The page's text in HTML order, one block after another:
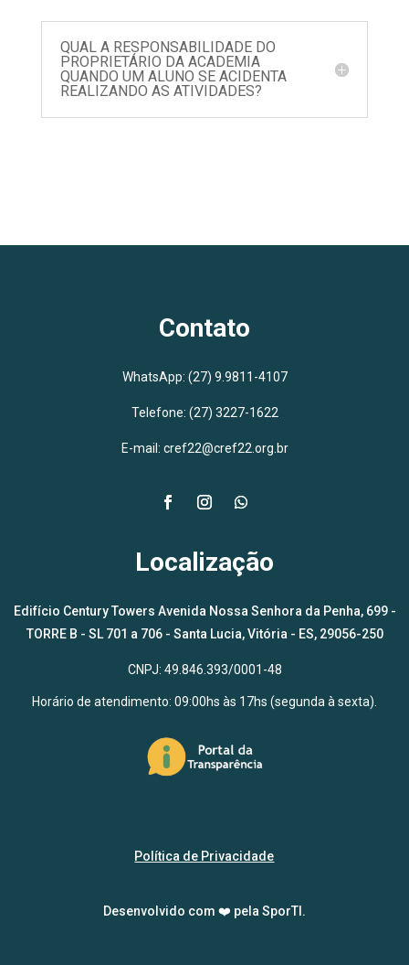
QUAL A RESPONSABILIDADE DO
PROPRIETÁRIO DA ACADEMIA
QUANDO UM ALUNO SE ACIDENTA
REALIZANDO AS ATIVIDADES?
Contato
WhatsApp: (27) 9.9811-4107
Telefone: (27) 3227-1622
E-mail: cref22@cref22.org.br
Localização
Edifício Century Towers Avenida Nossa Senhora da Penha, 699 -
TORRE B - SL 701 a 706 - Santa Lucia, Vitória - ES, 29056-250
CNPJ: 49.846.393/0001-48
Horário de atendimento: 09:00hs às 17hs (segunda à sexta).
Política de Privacidade
Desenvolvido com ❤️ pelaSporTI .